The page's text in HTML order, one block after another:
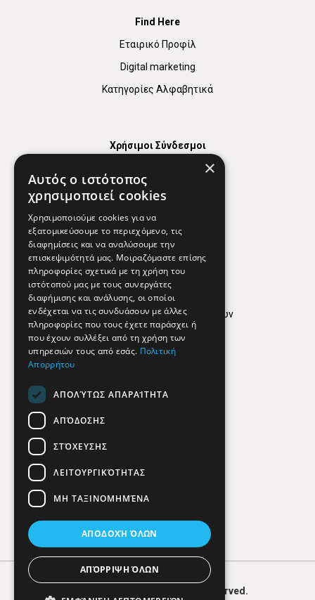
Find Here
Εταιρικό Προφίλ
Digital marketing
Κατηγορίες Αλφαβητικά
Χρήσιμοι Σύνδεσμοι
Χρήσιμα Τηλέφωνα
Εφημερεύοντα Φαρμακεία
Απόρρητο
Όροι Χρήσης
Πολιτική προστασίας δεδομένων
Findhere
Social Media
HERE. All Rights Reserved.
×
Αυτός ο ιστότοπος
χρησιμοποιεί cookies
Χρησιμοποιούμε cookies για να
εξατομικεύσουμε το περιεχόμενο, τις
διαφημίσεις και να αναλύσουμε την
επισκεψιμότητά μας. Μοιραζόμαστε επίσης
πληροφορίες σχετικά με τη χρήση του
ιστότοπού μας με τους συνεργάτες
διαφήμισης και ανάλυσης, οι οποίοι
ενδέχεται να τις συνδυάσουν με άλλες
πληροφορίες που τους έχετε παράσχει ή
που έχουν συλλέξει από τη χρήση των
υπηρεσιών τους από εσάς. Πολιτική
Απορρήτου
ΑΠΟΛΎΤΩΣ ΑΠΑΡΑΊΤΗΤΑ
ΑΠΌΔΟΣΗΣ
ΣΤΌΧΕΥΣΗΣ
ΛΕΙΤΟΥΡΓΙΚΌΤΗΤΑΣ
ΜΗ ΤΑΞΙΝΟΜΗΜΈΝΑ
ΑΠΟΔΟΧΉ ΌΛΩΝ
ΑΠΌΡΡΙΨΗ ΌΛΩΝ